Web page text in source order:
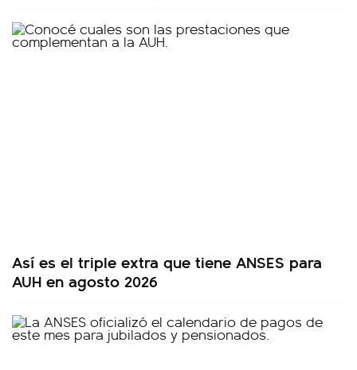
Así es el triple extra que tiene ANSES para
AUH en agosto 2026